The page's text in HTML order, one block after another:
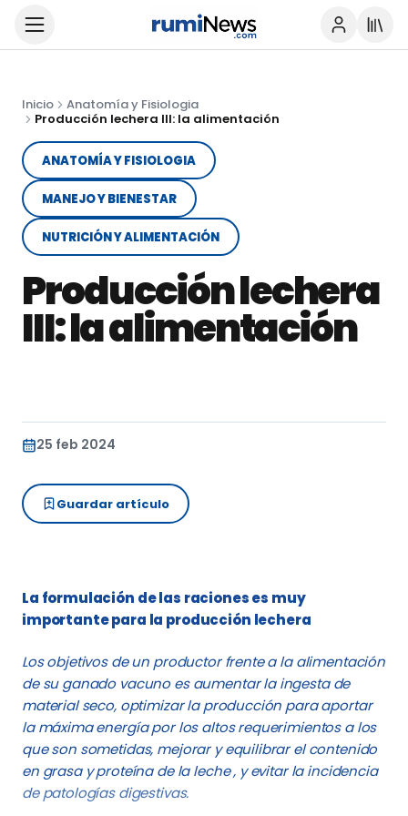
Inicio
Anatomía y Fisiologia
Producción lechera III: la alimentación
ANATOMÍA Y FISIOLOGIA
MANEJO Y BIENESTAR
NUTRICIÓN Y ALIMENTACIÓN
Producción lechera
III: la alimentación
25 feb 2024
Guardar artículo
La formulación de las raciones es muy
importante para la producción lechera
Los objetivos de un productor frente a la alimentación
de su ganado vacuno es aumentar la ingesta de
material seco, optimizar la producción para aportar
la máxima energía por los altos requerimientos a los
que son sometidas, mejorar y equilibrar el contenido
en grasa y proteína de la leche , y evitar la incidencia
de patologías digestivas.